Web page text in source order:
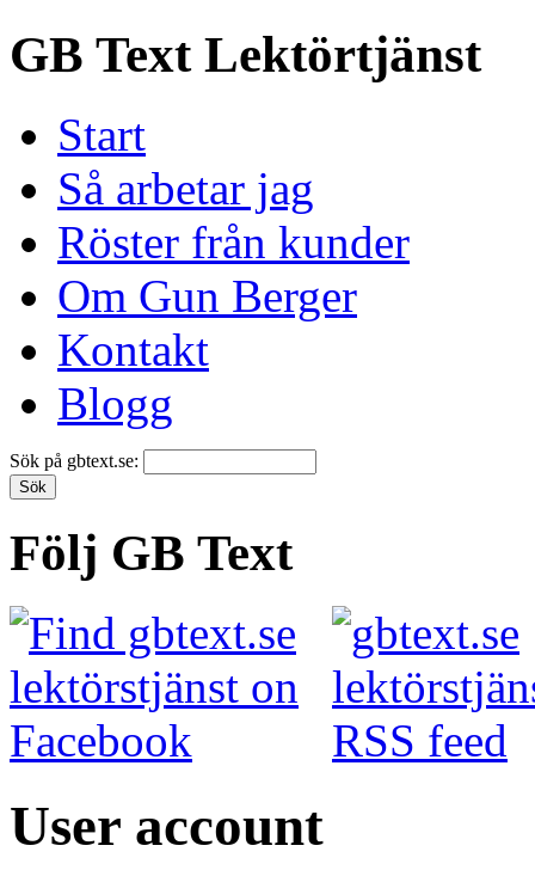
GB Text Lektörtjänst
Start
Så arbetar jag
Röster från kunder
Om Gun Berger
Kontakt
Blogg
Sök på gbtext.se:
Följ GB Text
User account